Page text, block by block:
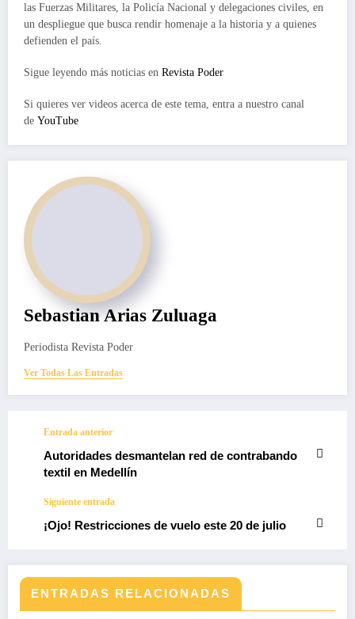
las Fuerzas Militares, la Policía Nacional y delegaciones civiles, en
un despliegue que busca rendir homenaje a la historia y a quienes
defienden el país.
Sigue leyendo más noticias en Revista Poder
Si quieres ver videos acerca de este tema, entra a nuestro canal
de YouTube
Sebastian Arias Zuluaga
Periodista Revista Poder
Ver Todas Las Entradas
Entrada anterior
Autoridades desmantelan red de contrabando
textil en Medellín
Siguiente entrada
¡Ojo! Restricciones de vuelo este 20 de julio
ENTRADAS RELACIONADAS